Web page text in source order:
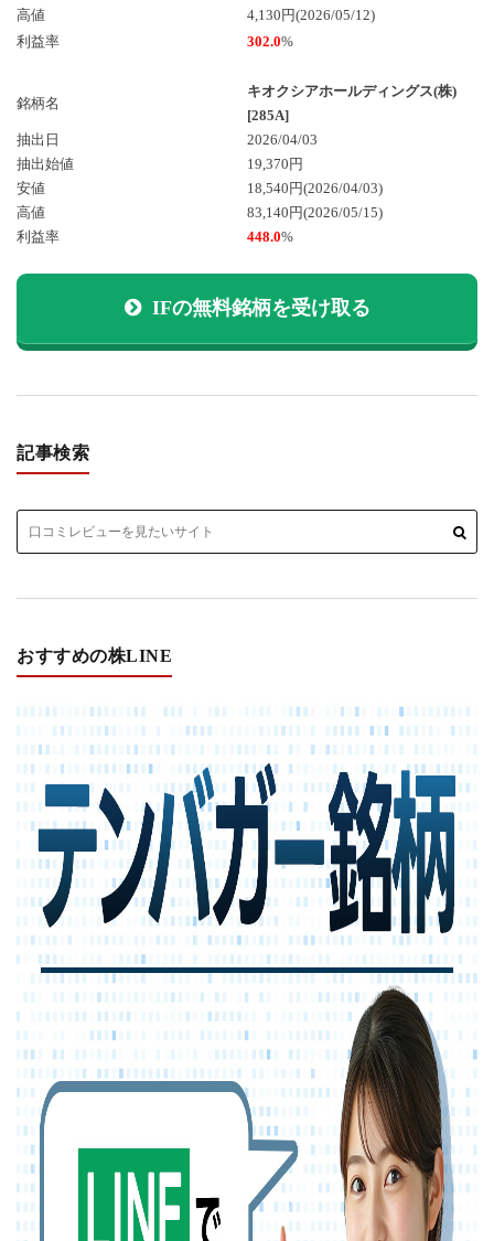
高値
4,130円(2026/05/12)
利益率
302.0%
銘柄名
キオクシアホールディングス(株)
[285A]
抽出日
2026/04/03
抽出始値
19,370円
安値
18,540円(2026/04/03)
高値
83,140円(2026/05/15)
利益率
448.0%
IFの無料銘柄を受け取る
記事検索
おすすめの株LINE